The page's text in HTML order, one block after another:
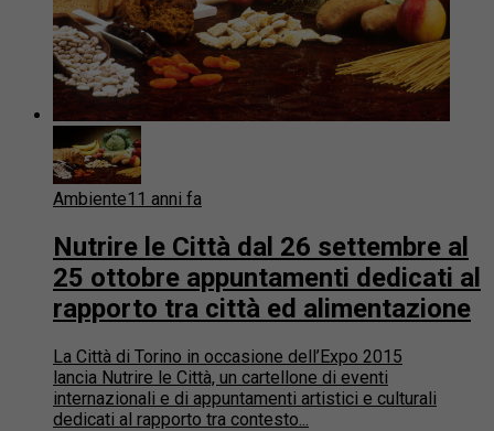
Ambiente11 anni fa
Nutrire le Città dal 26 settembre al
25 ottobre appuntamenti dedicati al
rapporto tra città ed alimentazione
La Città di Torino in occasione dell’Expo 2015
lancia Nutrire le Città, un cartellone di eventi
internazionali e di appuntamenti artistici e culturali
dedicati al rapporto tra contesto...